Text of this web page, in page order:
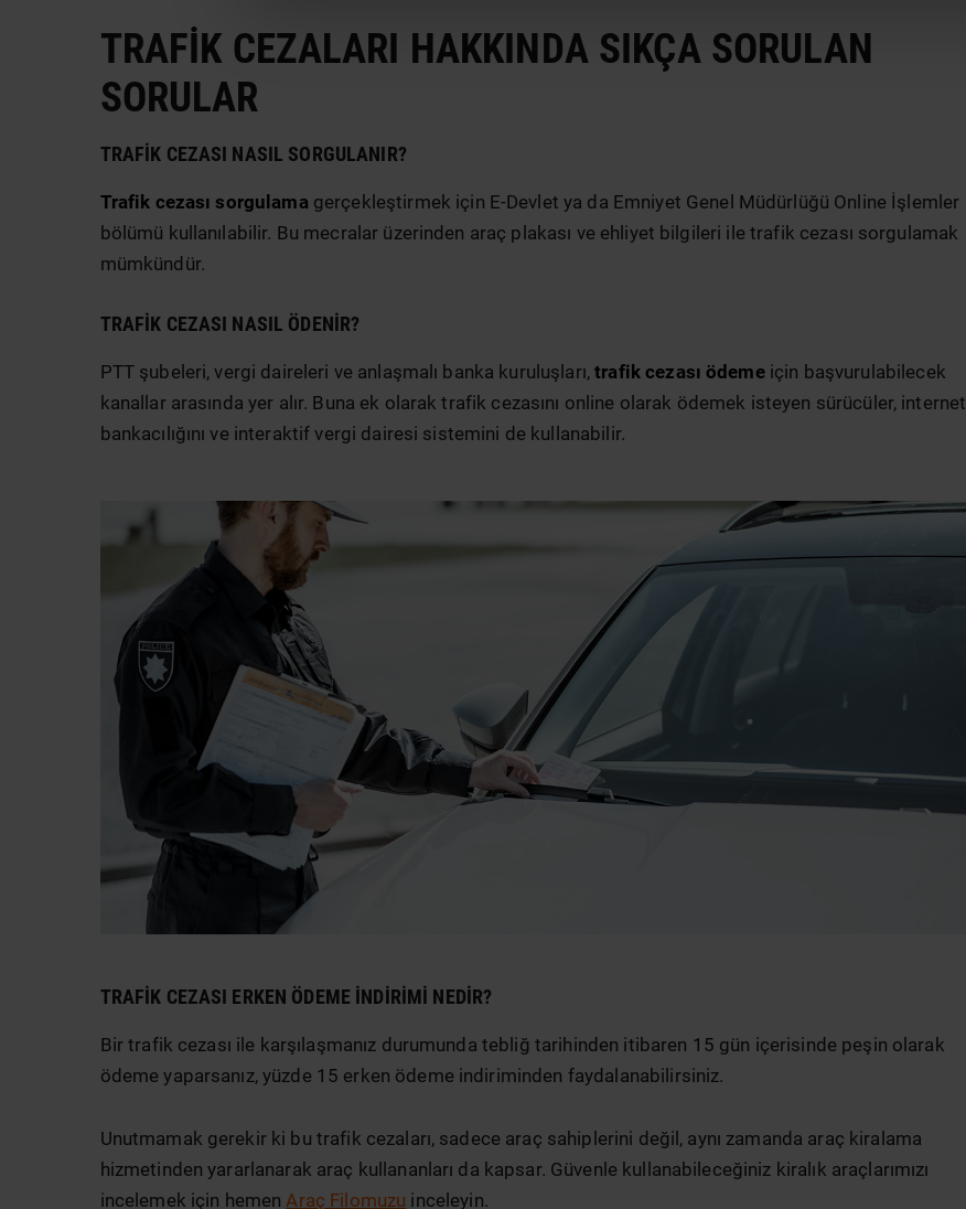
TRAFIK CEZALARI HAKKINDA SIKÇA SORULAN
SORULAR
TRAFIK CEZASI NASIL SORGULANIR?
Trafik cezası sorgulamagerçekleştirmek için E-Devlet ya da Emniyet Genel Müdürlüğü Online İşlemler
bölümü kullanılabilir. Bu mecralar üzerinden araç plakası ve ehliyet bilgileri ile trafik cezası sorgulamak
mümkündür.
TRAFIK CEZASI NASIL ÖDENIR?
PTT şubeleri, vergi daireleri ve anlaşmalı banka kuruluşları,trafik cezası ödemeiçin başvurulabilecek
kanallar arasında yer alır. Buna ek olarak trafik cezasını online olarak ödemek isteyen sürücüler, internet
bankacılığını ve interaktif vergi dairesi sistemini de kullanabilir.
TRAFIK CEZASI ERKEN ÖDEME INDIRIMI NEDIR?
Bir trafik cezası ile karşılaşmanız durumunda tebliğ tarihinden itibaren 15 gün içerisinde peşin olarak
ödeme yaparsanız, yüzde 15 erken ödeme indiriminden faydalanabilirsiniz.
Unutmamak gerekir ki bu trafik cezaları, sadece araç sahiplerini değil, aynı zamanda araç kiralama
hizmetinden yararlanarak araç kullananları da kapsar. Güvenle kullanabileceğiniz kiralık araçlarımızı
incelemek için hemenAraç Filomuzu inceleyin.